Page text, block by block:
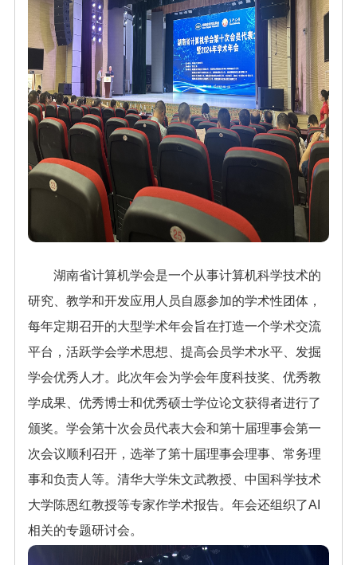
湖南省计算机学会是一个从事计算机科学技术的
研究、教学和开发应用人员自愿参加的学术性团体，
每年定期召开的大型学术年会旨在打造一个学术交流
平台，活跃学会学术思想、提高会员学术水平、发掘
学会优秀人才。此次年会为学会年度科技奖、优秀教
学成果、优秀博士和优秀硕士学位论文获得者进行了
颁奖。学会第十次会员代表大会和第十届理事会第一
次会议顺利召开，选举了第十届理事会理事、常务理
事和负责人等。清华大学朱文武教授、中国科学技术
大学陈恩红教授等专家作学术报告。年会还组织了AI
相关的专题研讨会。